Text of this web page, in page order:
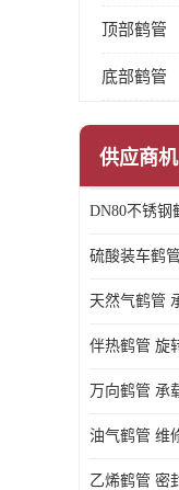
顶部鹤管
底部鹤管
供应商机